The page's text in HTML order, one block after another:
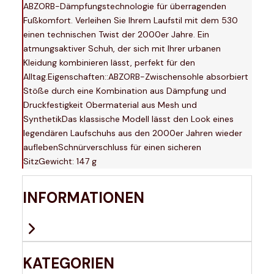
ABZORB-Dämpfungstechnologie für überragenden
Fußkomfort. Verleihen Sie Ihrem Laufstil mit dem 530
einen technischen Twist der 2000er Jahre. Ein
atmungsaktiver Schuh, der sich mit Ihrer urbanen
Kleidung kombinieren lässt, perfekt für den
Alltag.Eigenschaften::ABZORB-Zwischensohle absorbiert
Stöße durch eine Kombination aus Dämpfung und
Druckfestigkeit Obermaterial aus Mesh und
SynthetikDas klassische Modell lässt den Look eines
legendären Laufschuhs aus den 2000er Jahren wieder
auflebenSchnürverschluss für einen sicheren
SitzGewicht: 147 g
INFORMATIONEN
KATEGORIEN